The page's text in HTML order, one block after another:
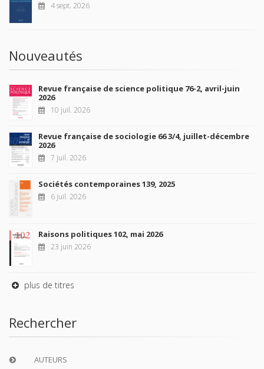
4 sept. 2026
Nouveautés
Revue française de science politique 76-2, avril-juin
2026
10 juil. 2026
Revue française de sociologie 66 3/4, juillet-décembre
2026
7 juil. 2026
Sociétés contemporaines 139, 2025
6 juil. 2026
Raisons politiques 102, mai 2026
23 juin 2026
plus de titres
Rechercher
AUTEURS